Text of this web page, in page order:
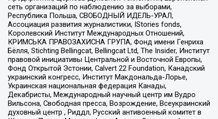
сеть организаций по наблюдению за выборами,
Республика Польша, СВОБОДНЫЙ ИДЕЛЬ-УРАЛ,
Ассоциация развития журналистики, IStories fonds,
Королевский Институт Международных Отношений,
КРИМСЬКА ПРАВОЗАХИСНА ГРУПА, Фонд имени Генриха
Бёлля, Stichting Bellingcat, Bellingcat Ltd, The Insider, Институт
правовой инициативы Центральной и Восточной Европы,
Фонд Открытой Эстонии, Calvert 22 Foundation, Канадский
украинский конгресс, Институт Макдональда-Лорье,
Украинская национальная федерация Канады,
Декабристы, Международный научный центр им Вудро
Вильсона, Свободная пресса, Возрождение, Всеукраинский
духовный центр , Риддл, Русский антивоенный комитет в